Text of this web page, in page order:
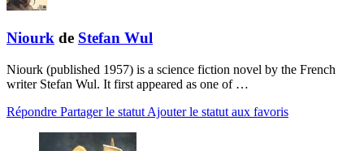
Niourk de Stefan Wul
Niourk (published 1957) is a science fiction novel by the French
writer Stefan Wul. It first appeared as one of …
Répondre Partager le statut Ajouter le statut aux favoris